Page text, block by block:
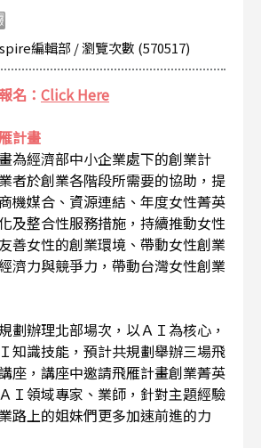
編輯部 / 瀏覽次數 (570517)
名： Click Here
計畫
為經濟部中小企業處下的創業計
者於創業各階段所需要的協助，提
機媒合、資源連結、年度女性菁英
及整合性服務措施，持續推動女性
善女性的創業環境、帶動女性創業
濟力與競爭力，帶動台灣女性創業
劃辦理北部場次，以ＡＩ為核心，
知識技能，預計共規劃舉辦三場飛
座，講座中邀請飛雁計畫創業菁英
Ｉ領域專家、業師，針對主題經驗
路上的姐妹們更多加速前進的力